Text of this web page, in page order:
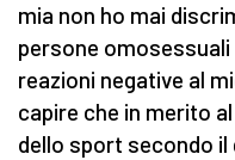
mia non ho mai
persone
reazioni negative al
capire che in merito
dello sport secondo